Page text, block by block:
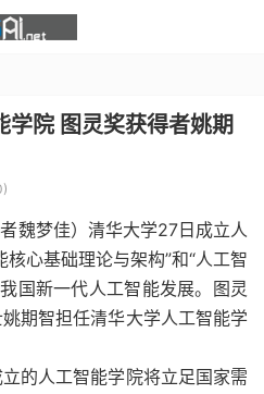
院 图灵奖获得者姚期
魏梦佳）清华大学27日成立人
心基础理论与架构”和“人工智
国新一代人工智能发展。图灵
期智担任清华大学人工智能学
的人工智能学院将立足国家需